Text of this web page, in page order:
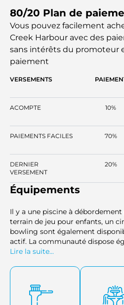
80/20 Plan de
Vous pouvez facilement
Creek Harbour avec des
sans intérêts du promoteur
paiement
VERSEMENTS
ACOMPTE 10%
PAIEMENTS FACILES 70%
DERNIER
VERSEMENT
20%
Équipements
Il y a une piscine à
terrain de jeu pour enfants, un
bowling sont également
actif. La communauté dispose
barbecue offrant aux résidents
amusement et luxe grâce à ses
Lire la suite...